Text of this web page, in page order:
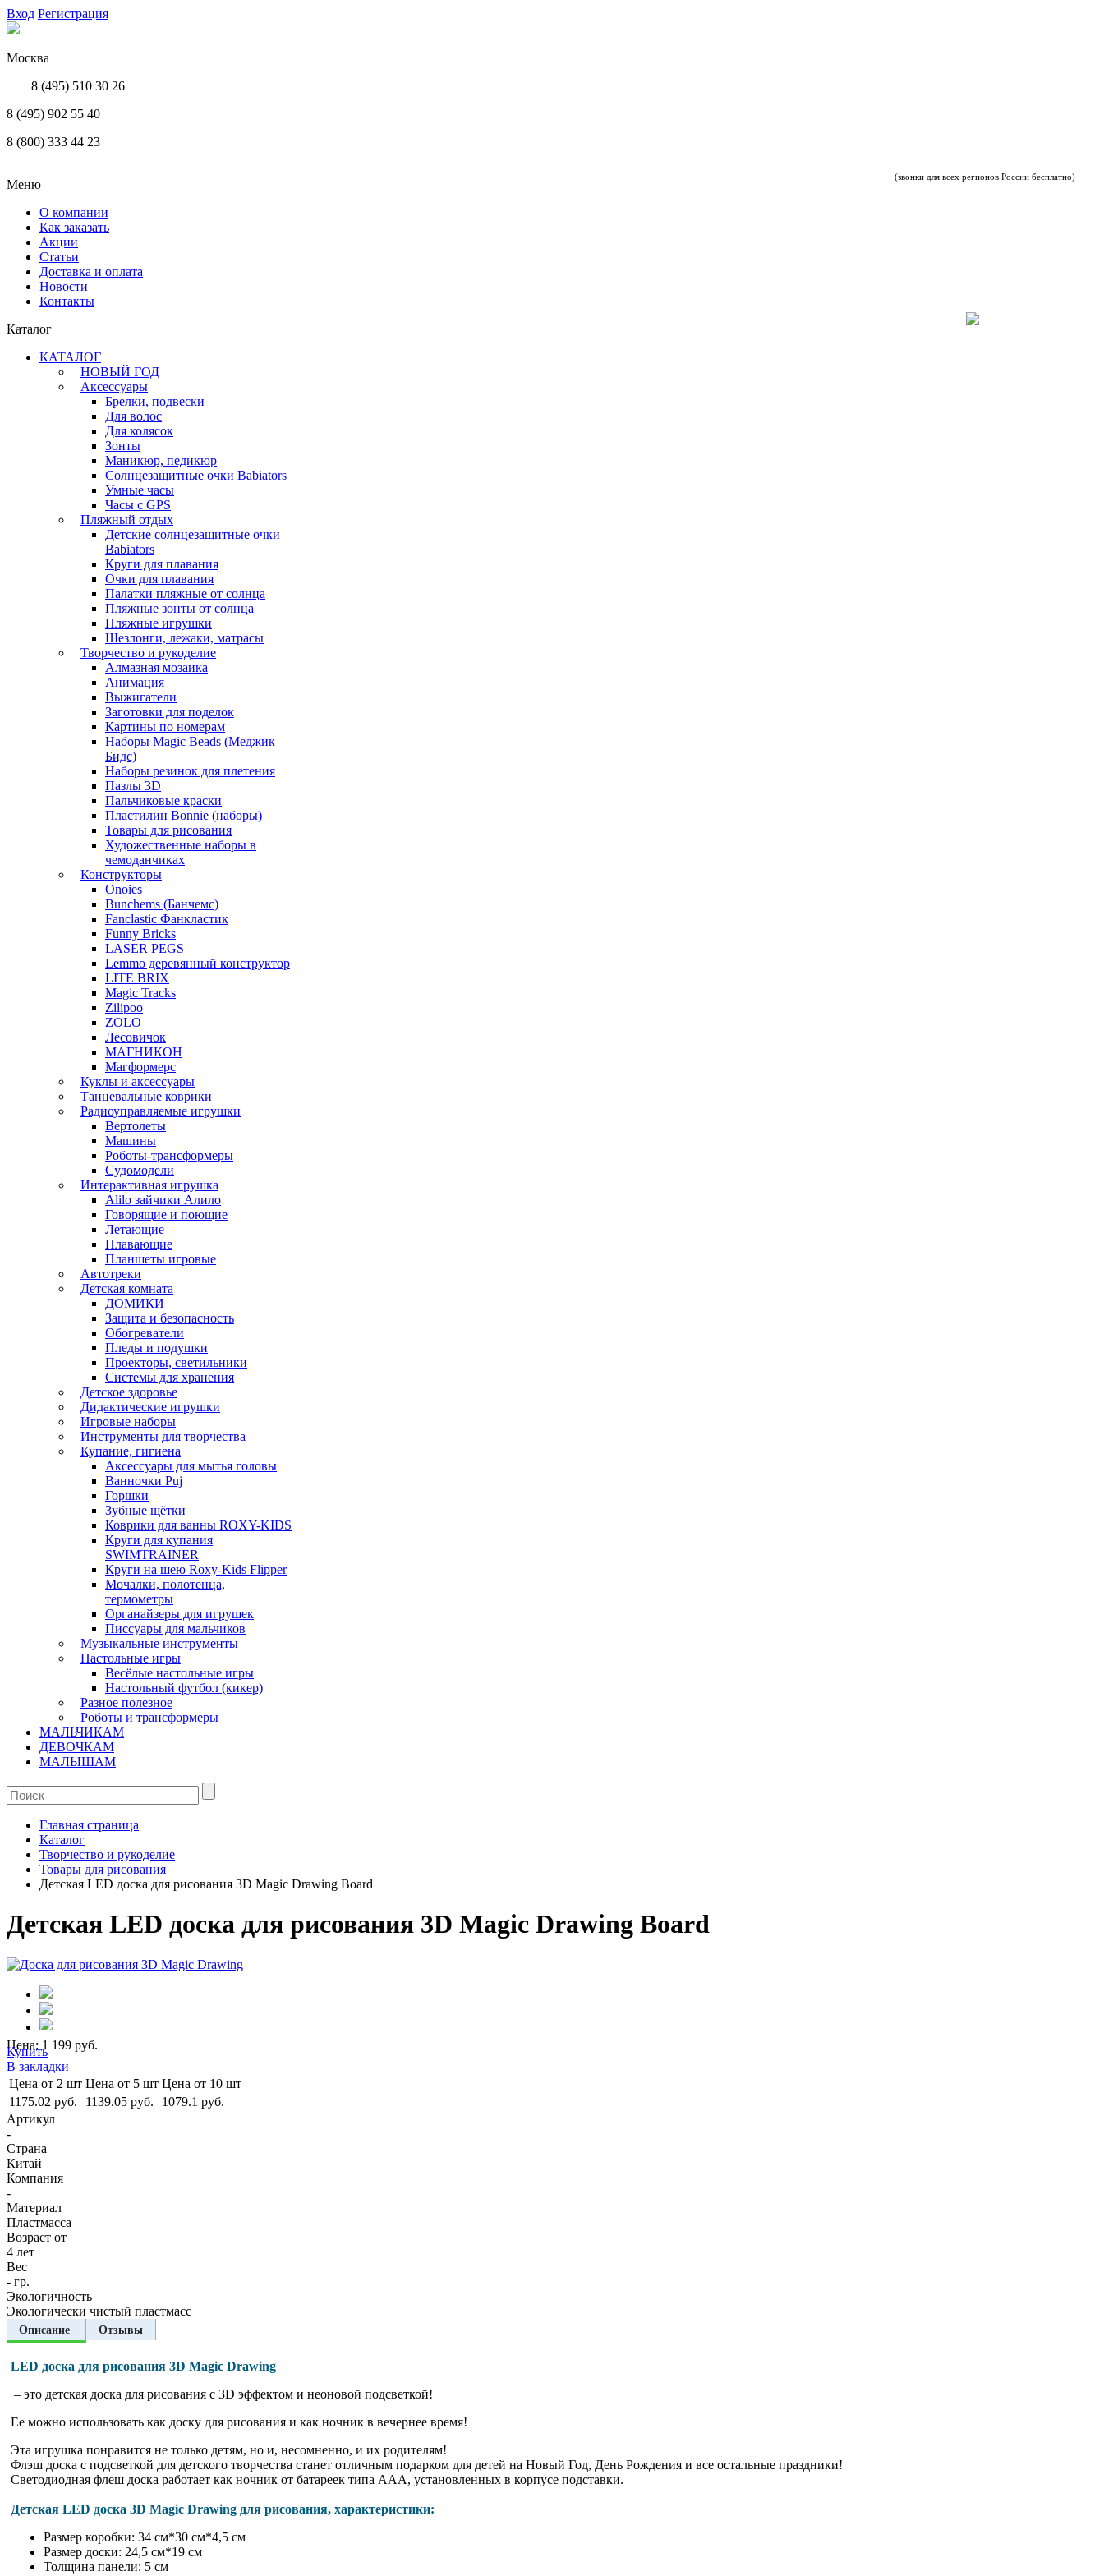
Вход Регистрация
Москва
8 (495) 510 30 26
8 (495) 902 55 40
8 (800) 333 44 23
(звонки для всех регионов России бесплатно)
Меню
О компании
Как заказать
Акции
Статьи
Доставка и оплата
Новости
Контакты
Каталог
КАТАЛОГ
НОВЫЙ ГОД
Аксессуары
Брелки, подвески
Для волос
Для колясок
Зонты
Маникюр, педикюр
Солнцезащитные очки Babiators
Умные часы
Часы с GPS
Пляжный отдых
Детские солнцезащитные очки
Babiators
Круги для плавания
Очки для плавания
Палатки пляжные от солнца
Пляжные зонты от солнца
Пляжные игрушки
Шезлонги, лежаки, матрасы
Творчество и рукоделие
Алмазная мозаика
Анимация
Выжигатели
Заготовки для поделок
Картины по номерам
Наборы Magic Beads (Меджик
Бидс)
Наборы резинок для плетения
Пазлы 3D
Пальчиковые краски
Пластилин Bonnie (наборы)
Товары для рисования
Художественные наборы в
чемоданчиках
Конструкторы
Onoies
Bunchems (Банчемс)
Fanclastic Фанкластик
Funny Bricks
LASER PEGS
Lemmo деревянный конструктор
LITE BRIX
Magic Tracks
Zilipoo
ZOLO
Лесовичок
МАГНИКОН
Магформерс
Куклы и аксессуары
Танцевальные коврики
Радиоуправляемые игрушки
Вертолеты
Машины
Роботы-трансформеры
Судомодели
Интерактивная игрушка
Alilo зайчики Алило
Говорящие и поющие
Летающие
Плавающие
Планшеты игровые
Автотреки
Детская комната
ДОМИКИ
Защита и безопасность
Обогреватели
Пледы и подушки
Проекторы, светильники
Системы для хранения
Детское здоровье
Дидактические игрушки
Игровые наборы
Инструменты для творчества
Купание, гигиена
Аксессуары для мытья головы
Ванночки Puj
Горшки
Зубные щётки
Коврики для ванны ROXY-KIDS
Круги для купания
SWIMTRAINER
Круги на шею Roxy-Kids Flipper
Мочалки, полотенца,
термометры
Органайзеры для игрушек
Писсуары для мальчиков
Музыкальные инструменты
Настольные игры
Весёлые настольные игры
Настольный футбол (кикер)
Разное полезное
Роботы и трансформеры
МАЛЬЧИКАМ
ДЕВОЧКАМ
МАЛЫШАМ
Главная страница
Каталог
Творчество и рукоделие
Товары для рисования
Детская LED доска для рисования 3D Magic Drawing Board
Детская LED доска для рисования 3D Magic Drawing Board
Цена: 1 199 руб.
Купить
В закладки
Цена от 2 шт Цена от 5 шт Цена от 10 шт
1175.02 руб.
1139.05 руб.
1079.1 руб.
Артикул
-
Страна
Китай
Компания
-
Материал
Пластмасса
Возраст от
4 лет
Вес
- гр.
Экологичность
Экологически чистый пластмасс
Описание Отзывы
LED доска для рисования 3D Magic Drawing
– это детская доска для рисования c 3D эффектом и неоновой подсветкой!
Ее можно использовать как доску для рисования и как ночник в вечернее время!
Эта игрушка понравится не только детям, но и, несомненно, и их родителям!
Флэш доска с подсветкой для детского творчества станет отличным подарком для детей на Новый Год, День Рождения и все остальные праздники!
Светодиодная флеш доска работает как ночник от батареек типа ААА, установленных в корпусе подставки.
Детская LED доска 3D Magic Drawing для рисования, характеристики:
Размер коробки: 34 см*30 см*4,5 см
Размер доски: 24,5 см*19 см
Толщина панели: 5 см